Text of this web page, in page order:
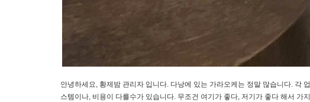
안녕하세요, 황제밤 관리자 입니다. 다낭에 있는 가라오케는 정말 많습니다. 각
스템이나, 비용이 다를수가 있습니다. 무조건 여기가 좋다, 저기가 좋다 해서